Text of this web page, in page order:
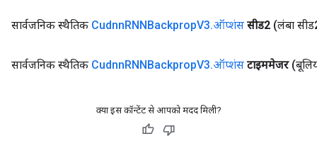
सार्वजनिक स्थैतिक CudnnRNNBackpropV3.ऑप्शंस सीड2 (लंबा
सार्वजनिक स्थैतिक CudnnRNNBackpropV3.ऑप्शंस टाइममेजर
क्या इस कॉन्टेंट से आपको मदद मिली?